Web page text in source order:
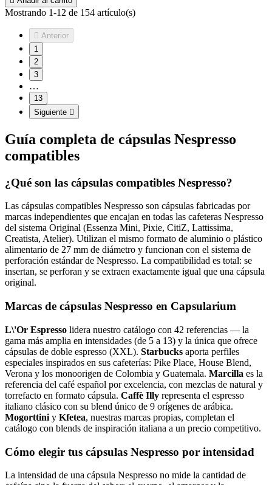
Mostrando 1-12 de 154 artículo(s)
 Anterior
1
2
3
…
13
Siguiente 
Guía completa de cápsulas Nespresso
compatibles
¿Qué son las cápsulas compatibles Nespresso?
Las cápsulas compatibles Nespresso son cápsulas fabricadas por
marcas independientes que encajan en todas las cafeteras Nespresso
del sistema Original (Essenza Mini, Pixie, CitiZ, Lattissima,
Creatista, Atelier). Utilizan el mismo formato de aluminio o plástico
alimentario de 27 mm de diámetro y funcionan con el sistema de
perforación estándar de Nespresso. La compatibilidad es total: se
insertan, se perforan y se extraen exactamente igual que una cápsula
original.
Marcas de cápsulas Nespresso en Capsularium
L\'Or Espresso lidera nuestro catálogo con 42 referencias — la
gama más amplia en intensidades (de 5 a 13) y la única que ofrece
cápsulas de doble espresso (XXL). Starbucks aporta perfiles
especiales inspirados en sus cafeterías: Pike Place, House Blend,
Verona y los monoorigen de Colombia y Guatemala. Marcilla es la
referencia del café español por excelencia, con mezclas de natural y
torrefacto en formato cápsula. Caffè Illy representa el espresso
italiano clásico con su blend único de 9 orígenes de arábica.
Mogorttini y Kfetea, nuestras marcas propias, completan el
catálogo con blends de inspiración italiana a un precio competitivo.
Cómo elegir tus cápsulas Nespresso por intensidad
La intensidad de una cápsula Nespresso no mide la cantidad de